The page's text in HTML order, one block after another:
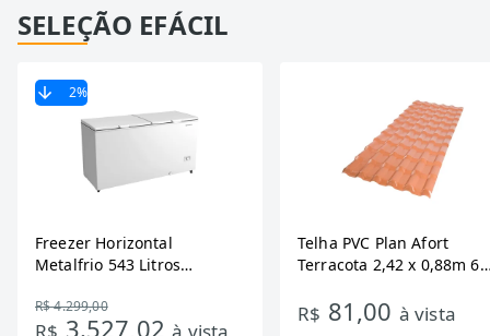
SELEÇÃO EFÁCIL
2%
Freezer Horizontal
Metalfrio 543 Litros
Tecnologia Inverter, Branco,
Bivolt
R$ 4.299,00
3.527,02
Telha PVC Plan Afort
Terracota 2,42 x 0,88m 6
R$ 81,00 à vista